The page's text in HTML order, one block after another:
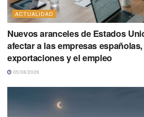
ACTUALIDAD
Nuevos aranceles de Estados
afectar a las empresas
exportaciones y el empleo
05/08/2026